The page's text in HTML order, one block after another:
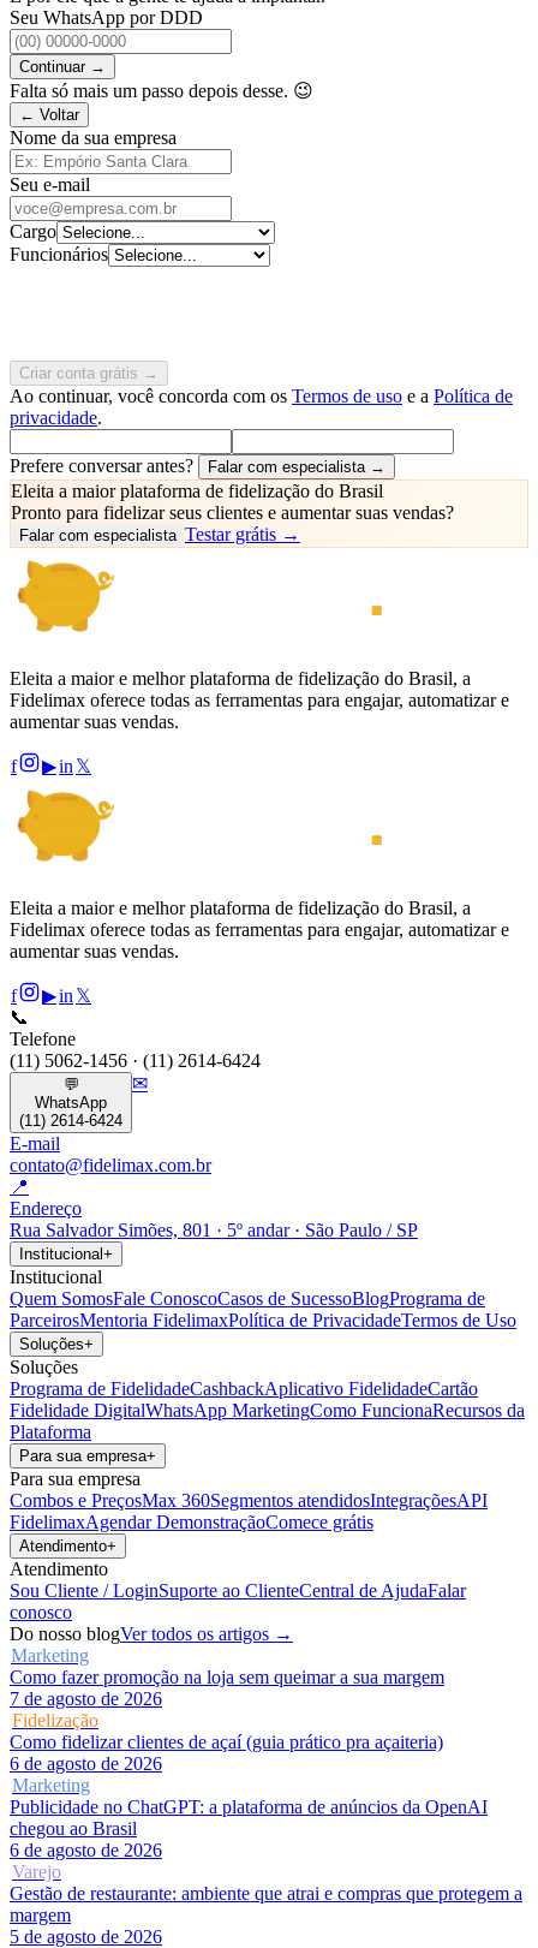
Seu WhatsApp por DDD
Continuar →
Falta só mais um passo depois desse. 😉
← Voltar
Nome da sua empresa
Seu e-mail
Cargo
Funcionários
Criar conta grátis →
Ao continuar, você concorda com os Termos de uso e a Política de
privacidade.
Prefere conversar antes? Falar com especialista →
Eleita a maior plataforma de fidelização do Brasil
Pronto para fidelizar seus clientes e aumentar suas vendas?
Falar com especialista Testar grátis →
Eleita a maior e melhor plataforma de fidelização do Brasil, a
Fidelimax oferece todas as ferramentas para engajar, automatizar e
aumentar suas vendas.
f ▶in 𝕏
Eleita a maior e melhor plataforma de fidelização do Brasil, a
Fidelimax oferece todas as ferramentas para engajar, automatizar e
aumentar suas vendas.
f ▶in 𝕏
📞
Telefone
(11) 5062-1456 · (11) 2614-6424
💬
WhatsApp
(11) 2614-6424
✉
E-mail
contato@fidelimax.com.br
📍
Endereço
Rua Salvador Simões, 801 · 5º andar · São Paulo / SP
Institucional+
Institucional
Quem SomosFale ConoscoCasos de SucessoBlogPrograma de
ParceirosMentoria FidelimaxPolítica de PrivacidadeTermos de Uso
Soluções+
Soluções
Programa de FidelidadeCashbackAplicativo FidelidadeCartão
Fidelidade DigitalWhatsApp MarketingComo FuncionaRecursos da
Plataforma
Para sua empresa+
Para sua empresa
Combos e PreçosMax 360Segmentos atendidosIntegraçõesAPI
FidelimaxAgendar DemonstraçãoComece grátis
Atendimento+
Atendimento
Sou Cliente / LoginSuporte ao ClienteCentral de AjudaFalar
conosco
Do nosso blogVer todos os artigos →
Marketing
Como fazer promoção na loja sem queimar a sua margem
7 de agosto de 2026
Fidelização
Como fidelizar clientes de açaí (guia prático pra açaiteria)
6 de agosto de 2026
Marketing
Publicidade no ChatGPT: a plataforma de anúncios da OpenAI
chegou ao Brasil
6 de agosto de 2026
Varejo
Gestão de restaurante: ambiente que atrai e compras que protegem a
margem
5 de agosto de 2026